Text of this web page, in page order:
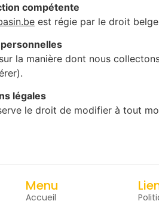
compétente
est régie par le droit
la manière dont nous
légales
le droit de modifier à tout
Menu
Accueil